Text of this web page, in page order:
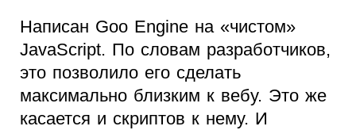
Написан Goo Engine на «чистом»
JavaScript. По словам разработчиков,
это позволило его сделать
максимально близким к вебу. Это же
касается и скриптов к нему. И